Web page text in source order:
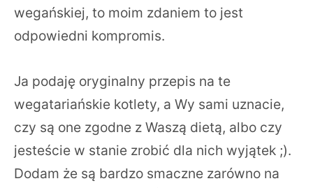
wegańskiej, to moim zdaniem to jest
odpowiedni kompromis.
Ja podaję oryginalny przepis na te
wegatariańskie kotlety, a Wy sami uznacie,
czy są one zgodne z Waszą dietą, albo czy
jesteście w stanie zrobić dla nich wyjątek ;).
Dodam że są bardzo smaczne zarówno na